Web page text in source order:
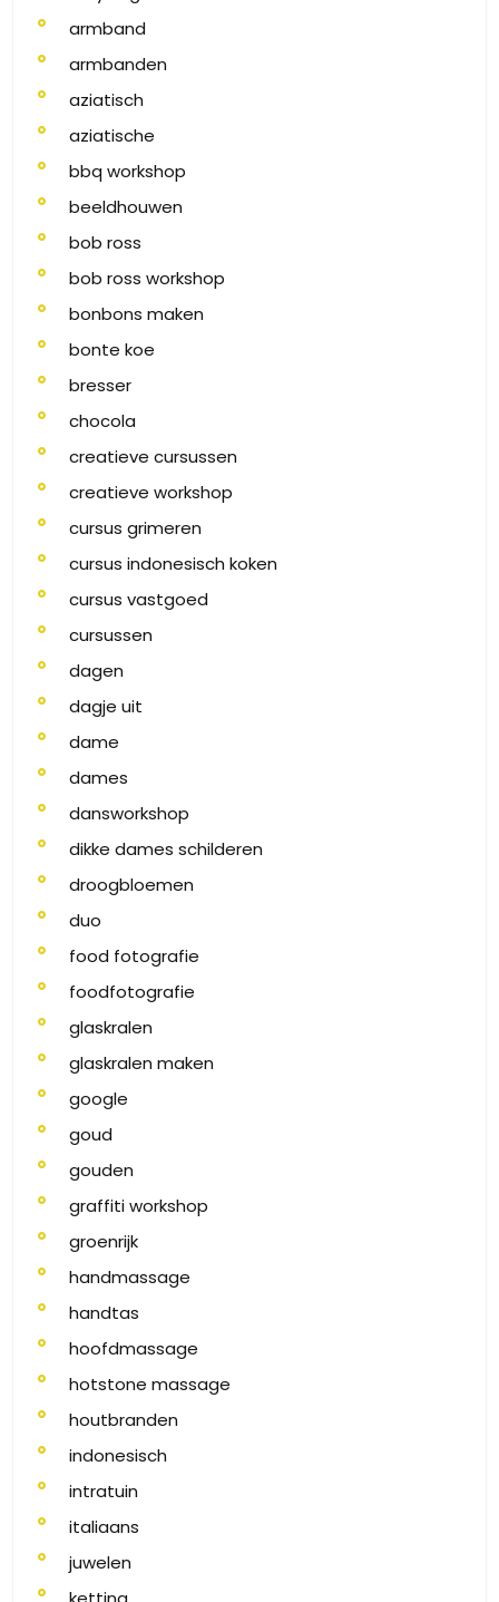
armband
armbanden
aziatisch
aziatische
bbq workshop
beeldhouwen
bob ross
bob ross workshop
bonbons maken
bonte koe
bresser
chocola
creatieve cursussen
creatieve workshop
cursus grimeren
cursus indonesisch koken
cursus vastgoed
cursussen
dagen
dagje uit
dame
dames
dansworkshop
dikke dames schilderen
droogbloemen
duo
food fotografie
foodfotografie
glaskralen
glaskralen maken
google
goud
gouden
graffiti workshop
groenrijk
handmassage
handtas
hoofdmassage
hotstone massage
houtbranden
indonesisch
intratuin
italiaans
juwelen